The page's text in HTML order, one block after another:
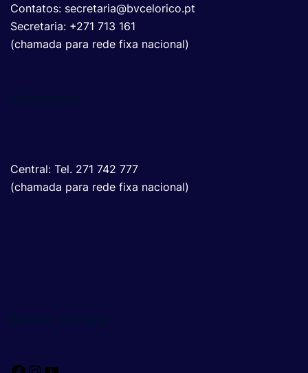
Contatos: secretaria@bvcelorico.pt
Secretaria: +271 713 161
(chamada para rede fixa nacional)
Central: Tel. 271 742 777
(chamada para rede fixa nacional)